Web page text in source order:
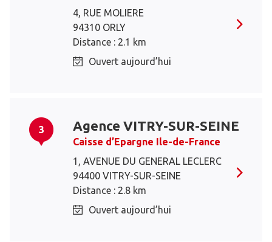
4, RUE MOLIERE
94310 ORLY
Distance : 2.1 km
Ouvert aujourd’hui
3 Agence VITRY-SUR-SEINE
Caisse d’Epargne Ile-de-France
1, AVENUE DU GENERAL LECLERC
94400 VITRY-SUR-SEINE
Distance : 2.8 km
Ouvert aujourd’hui